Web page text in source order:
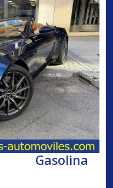
Gasolina